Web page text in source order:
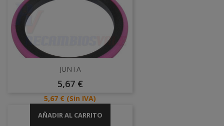
JUNTA
Precio
5,67 €
Precio
5,67 € (Sin IVA)
AÑADIR AL CARRITO